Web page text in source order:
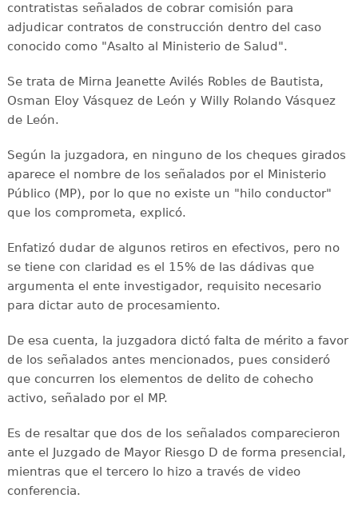
contratistas señalados de cobrar comisión para
adjudicar contratos de construcción dentro del caso
conocido como "Asalto al Ministerio de Salud".
Se trata de Mirna Jeanette Avilés Robles de Bautista,
Osman Eloy Vásquez de León y Willy Rolando Vásquez
de León.
Según la juzgadora, en ninguno de los cheques girados
aparece el nombre de los señalados por el Ministerio
Público (MP), por lo que no existe un "hilo conductor"
que los comprometa, explicó.
Enfatizó dudar de algunos retiros en efectivos, pero no
se tiene con claridad es el 15% de las dádivas que
argumenta el ente investigador, requisito necesario
para dictar auto de procesamiento.
De esa cuenta, la juzgadora dictó falta de mérito a favor
de los señalados antes mencionados, pues consideró
que concurren los elementos de delito de cohecho
activo, señalado por el MP.
Es de resaltar que dos de los señalados comparecieron
ante el Juzgado de Mayor Riesgo D de forma presencial,
mientras que el tercero lo hizo a través de video
conferencia.